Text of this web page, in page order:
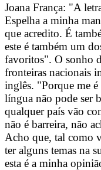
Joana França: "A
Espelha a minha
que acredito. É
este é também um
favoritos". O sonho
fronteiras nacionais
inglês. "Porque me
língua não pode ser
qualquer país vão
não é barreira, não
Acho que, tal como
ter alguns temas na
esta é a minha